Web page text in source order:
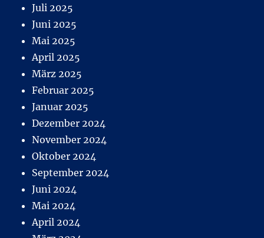
Juli 2025
Juni 2025
Mai 2025
April 2025
März 2025
Februar 2025
Januar 2025
Dezember 2024
November 2024
Oktober 2024
September 2024
Juni 2024
Mai 2024
April 2024